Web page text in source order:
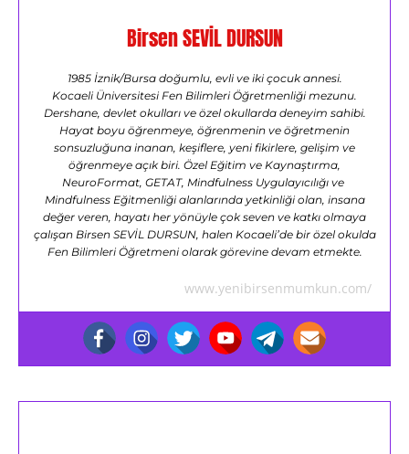
Birsen SEVİL DURSUN
1985 İznik/Bursa doğumlu, evli ve iki çocuk annesi.
Kocaeli Üniversitesi Fen Bilimleri Öğretmenliği mezunu.
Dershane, devlet okulları ve özel okullarda deneyim sahibi.
Hayat boyu öğrenmeye, öğrenmenin ve öğretmenin
sonsuzluğuna inanan, keşiflere, yeni fikirlere, gelişim ve
öğrenmeye açık biri. Özel Eğitim ve Kaynaştırma,
NeuroFormat, GETAT, Mindfulness Uygulayıcılığı ve
Mindfulness Eğitmenliği alanlarında yetkinliği olan, insana
değer veren, hayatı her yönüyle çok seven ve katkı olmaya
çalışan Birsen SEVİL DURSUN, halen Kocaeli’de bir özel okulda
Fen Bilimleri Öğretmeni olarak görevine devam etmekte.
www.yenibirsenmumkun.com/